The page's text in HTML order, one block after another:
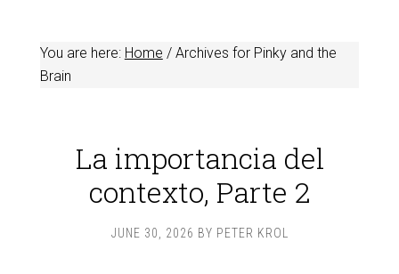
You are here: Home /Archives for Pinky and the
Brain
La importancia del
contexto, Parte 2
JUNE 30, 2026 BY PETER KROL